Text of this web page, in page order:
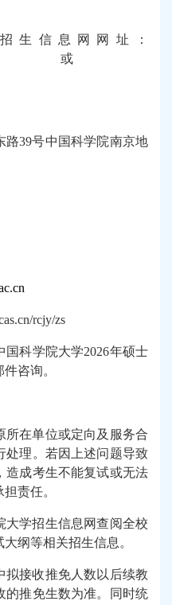
生信息网网址：
路39号中国科学院南京地
rcjy/zs
国科学院大学2026年硕士
咨询。
所在单位或定向及服务合
处理。若因上述问题导致
造成考生不能复试或无法
责任。
大学招生信息网查阅全校
纲等相关招生信息。
拟接收推免人数以后续教
的推免生数为准。同时统